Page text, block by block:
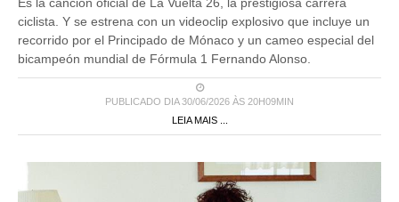
ciclista. Y se estrena con un videoclip explosivo que incluye un
recorrido por el Principado de Mónaco y un cameo especial del
bicampeón mundial de Fórmula 1 Fernando Alonso.
PUBLICADO DIA 30/06/2026 ÀS 20H09MIN
LEIA MAIS ...